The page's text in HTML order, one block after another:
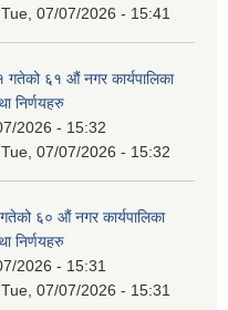
Tue, 07/07/2026 - 15:41
६१ औं नगर कार्यपालिका
निर्णयहरु
2026 - 15:32
Tue, 07/07/2026 - 15:32
६० औं नगर कार्यपालिका
निर्णयहरु
2026 - 15:31
Tue, 07/07/2026 - 15:31